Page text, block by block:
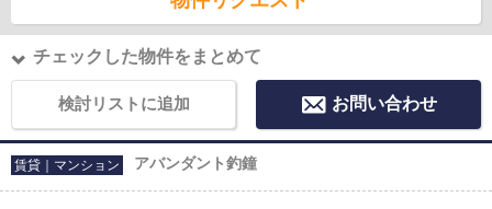
チェックした物件をまとめて
検討リストに追加 お問い合わせ
賃貸｜マンション アバンダント釣鐘